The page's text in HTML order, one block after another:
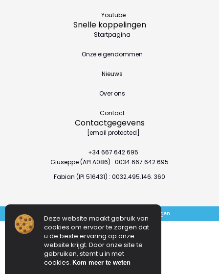
Youtube
Contactgegevens
[email protected]
+34 667 642 695
Giuseppe (API A086) : 0034.667.642.695
Fabian (IPI 516431) : 0032.495.146. 360
Snelle koppelingen
Startpagina
Onze eigendommen
Nieuws
Over ons
Contact
Juridische mededelingen
Deze website maakt gebruik van
cookies om ervoor te zorgen dat
u de beste ervaring op onze
website krijgt. Door onze site te
gebruiken, stemt u in met
cookies. Kom meer te weten